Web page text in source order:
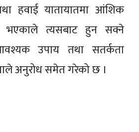
हवाई यातायातमा आंशिक
भएकाले त्यसबाट हुन सक्ने
उपाय तथा सतर्कता
अनुरोध समेत गरेको छ ।